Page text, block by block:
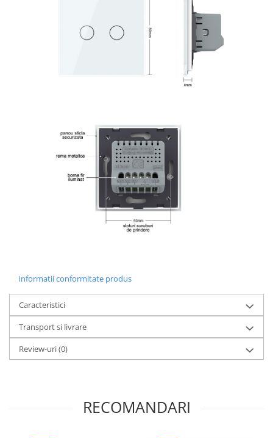
Informatii conformitate produs
Caracteristici
Transport si livrare
Review-uri(0)
RECOMANDARI